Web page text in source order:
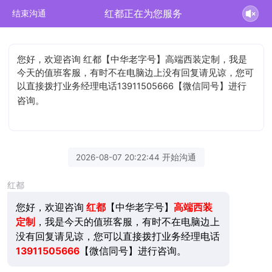
结束沟通 红都正在为您服务
您好，欢迎咨询 红都【中华老字号】高端西装定制，我是
今天的值班客服，有时不在电脑边上没有回复请见谅，您可
以直接拨打业务经理电话13911505666【微信同号】进行
咨询。
2026-08-07 20:22:44 开始沟通
红都
您好，欢迎咨询 红都【中华老字号】 高端西装
定制 ，我是今天的值班客服，有时不在电脑边上
没有回复请见谅，您可以直接拨打业务经理电话
13911505666【微信同号】进行咨询。